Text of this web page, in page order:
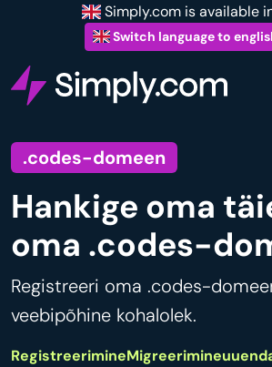
Simply.com is available
Switch language to
.codes-domeen
Hankige oma
oma .codes-
Registreeri oma .codes-
veebipõhine kohalolek.
RegistreerimineMigreerimine